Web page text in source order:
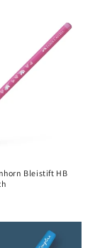
Bleistift HB